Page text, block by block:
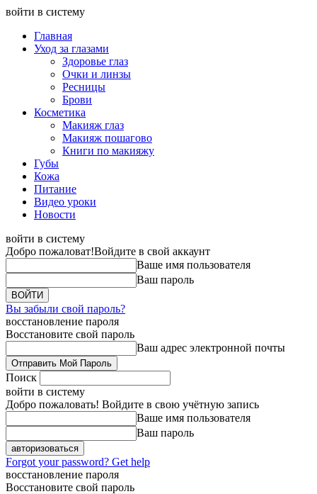
войти в систему
Главная
Уход за глазами
Здоровье глаз
Очки и линзы
Ресницы
Брови
Косметика
Макияж глаз
Макияж пошагово
Книги по макияжу
Губы
Кожа
Питание
Видео уроки
Новости
войти в систему
Добро пожаловат!Войдите в свой аккаунт
Ваше имя пользователя
Ваш пароль
Вы забыли свой пароль?
восстановление пароля
Восстановите свой пароль
Ваш адрес электронной почты
Поиск
войти в систему
Добро пожаловать! Войдите в свою учётную запись
Ваше имя пользователя
Ваш пароль
Forgot your password? Get help
восстановление пароля
Восстановите свой пароль